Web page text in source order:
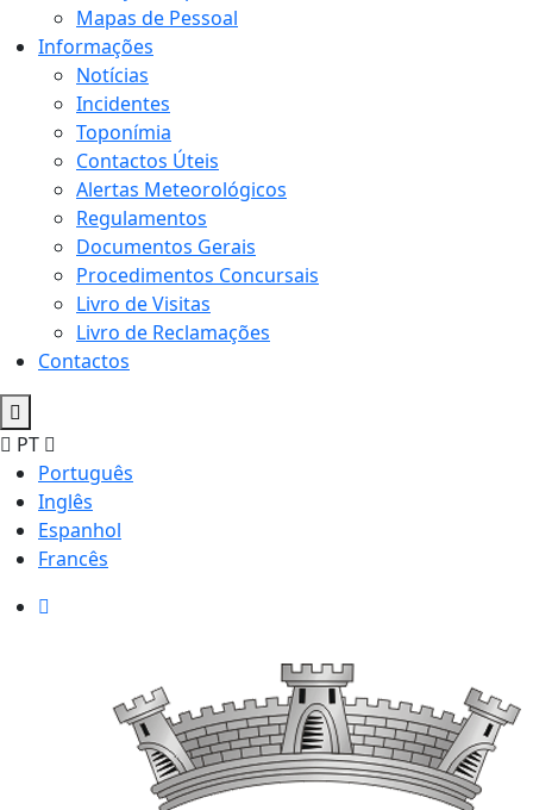
Mapas de Pessoal
Informações
Notícias
Incidentes
Toponímia
Contactos Úteis
Alertas Meteorológicos
Regulamentos
Documentos Gerais
Procedimentos Concursais
Livro de Visitas
Livro de Reclamações
Contactos
PT
Português
Inglês
Espanhol
Francês